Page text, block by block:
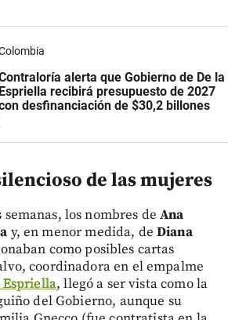
alerta que Gobierno de De la
Espriella recibirá presupuesto de 2027
desfinanciación de $30,2 billones
de las mujeres
semanas, los nombres deAna
y, en menor medida, deDiana
como posibles cartas
coordinadora en el empalme
, llegó a ser vista como la
del Gobierno, aunque su